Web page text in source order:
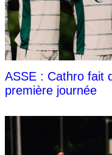
ASSE : Cathro fait
première journée